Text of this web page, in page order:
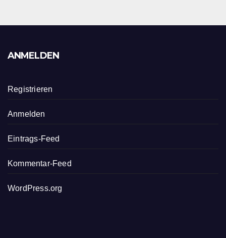
ANMELDEN
Registrieren
Anmelden
Eintrags-Feed
Kommentar-Feed
WordPress.org